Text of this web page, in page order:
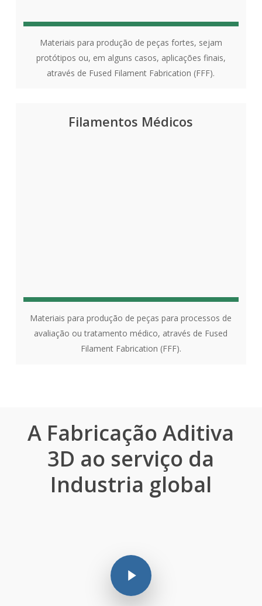
Materiais para produção de peças fortes, sejam
protótipos ou, em alguns casos, aplicações finais,
através de Fused Filament Fabrication (FFF).
Filamentos Médicos
Materiais para produção de peças para processos de
avaliação ou tratamento médico, através de Fused
Filament Fabrication (FFF).
A Fabricação Aditiva
3D ao serviço da
Industria global
Play Video